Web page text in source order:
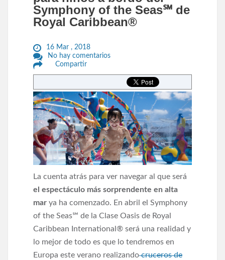
Symphony of the Seas℠ de
Royal Caribbean®
16 Mar , 2018
No hay comentarios
Compartir
La cuenta atrás para ver navegar al que será
el espectáculo más sorprendente en alta
mar ya ha comenzado. En abril el Symphony
of the Seas℠ de la Clase Oasis de Royal
Caribbean International® será una realidad y
lo mejor de todo es que lo tendremos en
Europa este verano realizandocruceros de